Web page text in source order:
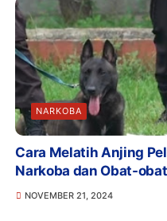
NARKOBA
Cara Melatih Anjing
Narkoba dan Obat-
NOVEMBER 21, 2024